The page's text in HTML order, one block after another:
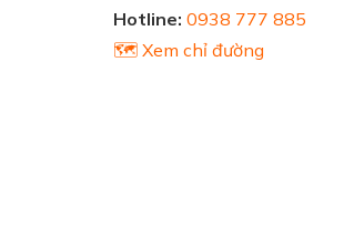
Hotline: 0938 777 885
🗺️ Xem chỉ đường